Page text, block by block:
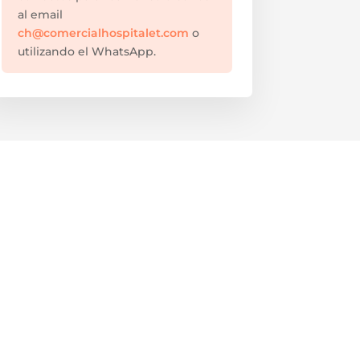
al email
ch@comercialhospitalet.com o
utilizando el WhatsApp.